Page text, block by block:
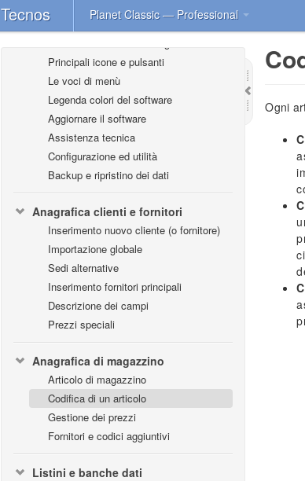
Tecnos Planet Classic — Professional
Filtri e strumenti di ricerca
Principali icone e pulsanti
Le voci di menù
Legenda colori del software
Aggiornare il software
Assistenza tecnica
Configurazione ed utilità
Backup e ripristino dei dati
Anagrafica clienti e fornitori
Inserimento nuovo cliente (o fornitore)
Importazione globale
Sedi alternative
Inserimento fornitori principali
Descrizione dei campi
Prezzi speciali
Anagrafica di magazzino
Articolo di magazzino
Codifica di un articolo
Gestione dei prezzi
Fornitori e codici aggiuntivi
Listini e banche dati
Ogni